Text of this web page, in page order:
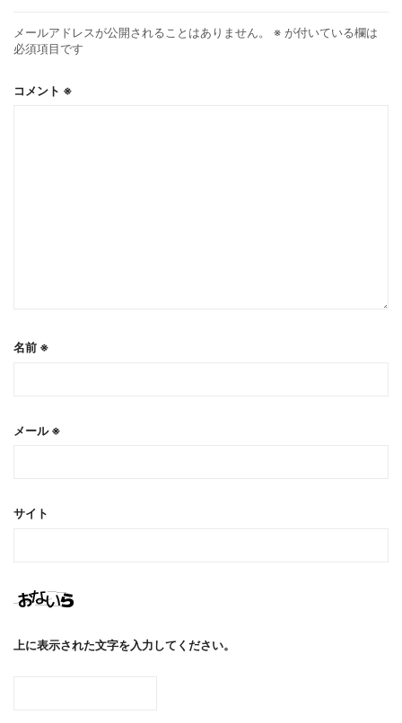
メールアドレスが公開されることはありません。 ※ が付いている欄は
必須項目です
コメント ※
名前 ※
メール※
サイト
上に表示された文字を入力してください。